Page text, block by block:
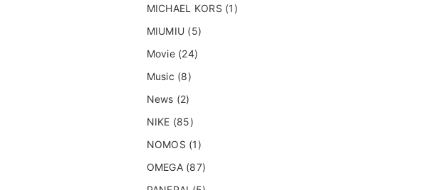
MICHAEL KORS (1)
MIUMIU (5)
Movie (24)
Music (8)
News (2)
NIKE (85)
NOMOS (1)
OMEGA (87)